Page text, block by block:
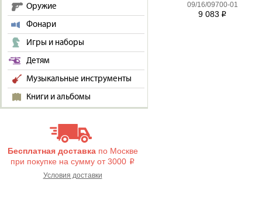
Оружие
Фонари
Игры и наборы
Детям
Музыкальные инструменты
Книги и альбомы
Бесплатная доставкапо Москве
при покупке на сумму от 3000 i
Условия доставки
09/16/09700-01
9 083 i